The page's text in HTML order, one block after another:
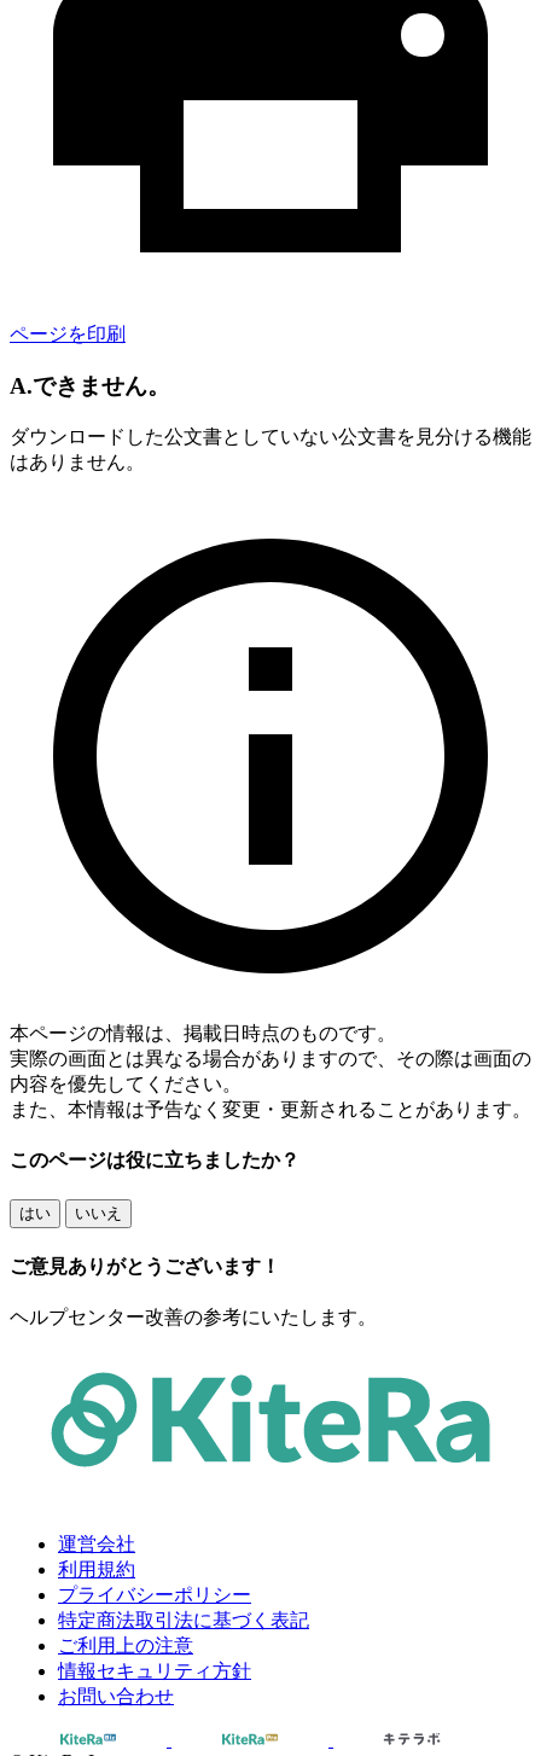
ページを印刷
A.できません。
ダウンロードした公文書としていない公文書を見分ける機能
はありません。
本ページの情報は、掲載日時点のものです。
実際の画面とは異なる場合がありますので、その際は画面の
内容を優先してください。
また、本情報は予告なく変更・更新されることがあります。
このページは役に立ちましたか？
はい いいえ
ご意見ありがとうございます！
ヘルプセンター改善の参考にいたします。
運営会社
利用規約
プライバシーポリシー
特定商法取引法に基づく表記
ご利用上の注意
情報セキュリティ方針
お問い合わせ